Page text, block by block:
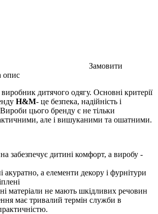
Замовити
опис
дитячого одягу. Основні критерії
H&M- це безпека, надійність і
цього бренду є не тільки
але і вишуканими та ошатними.
забезпечує дитині комфорт, а виробу -
акуратно, а елементи декору і фурнітури
матеріали не мають шкідливих речовин
має тривалий термін служби в